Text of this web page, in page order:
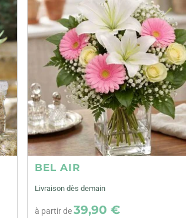
BEL AIR
Livraison dès demain
à partir de39,90 €